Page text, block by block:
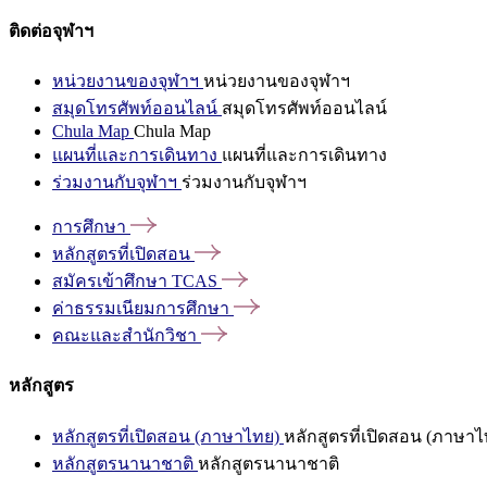
ติดต่อจุฬาฯ
หน่วยงานของจุฬาฯ หน่วยงานของจุฬาฯ
สมุดโทรศัพท์ออนไลน์ สมุดโทรศัพท์ออนไลน์
Chula Map Chula Map
แผนที่และการเดินทาง แผนที่และการเดินทาง
ร่วมงานกับจุฬาฯ ร่วมงานกับจุฬาฯ
การศึกษา
หลักสูตรที่เปิดสอน
สมัครเข้าศึกษา TCAS
ค่าธรรมเนียมการศึกษา
คณะและสำนักวิชา
หลักสูตร
หลักสูตรที่เปิดสอน (ภาษาไทย) หลักสูตรที่เปิดสอน (ภาษาไ
หลักสูตรนานาชาติ หลักสูตรนานาชาติ